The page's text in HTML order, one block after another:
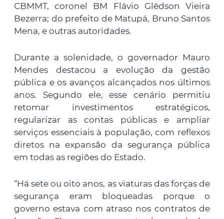
CBMMT, coronel BM Flávio Glêdson Vieira
Bezerra; do prefeito de Matupá, Bruno Santos
Mena, e outras autoridades.
Durante a solenidade, o governador Mauro
Mendes destacou a evolução da gestão
pública e os avanços alcançados nos últimos
anos. Segundo ele, esse cenário permitiu
retomar investimentos estratégicos,
regularizar as contas públicas e ampliar
serviços essenciais à população, com reflexos
diretos na expansão da segurança pública
em todas as regiões do Estado.
“Há sete ou oito anos, as viaturas das forças de
segurança eram bloqueadas porque o
governo estava com atraso nos contratos de